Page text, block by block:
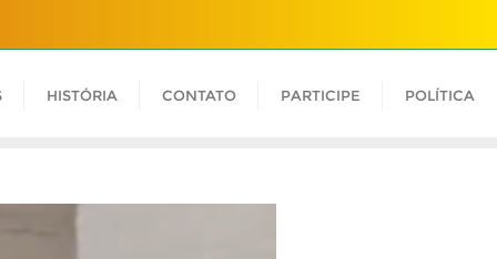
HISTÓRIA CONTATO PARTICIPE POLÍTICA